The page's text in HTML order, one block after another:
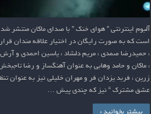
آلبوم اینترنتی ” هوای خنک ” با صدای ماکان منتشر
است که به صورت رایگان در اختیار علاقه مندان
، حمیدرضا صمدی ، مریم دلشاد ، یاسین احمدی و آرش
، ماکان و حامد وهابی به عنوان آهنگساز و رضا
زرین ، فربد یزدان فر و مهران خلیلی نیز به عنوان
عشق مشترک “ نیز که چندی پیش …
بیشتر بخوانید »